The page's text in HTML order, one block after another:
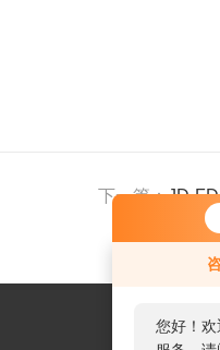
服务，
您好，
下一篇：JD-